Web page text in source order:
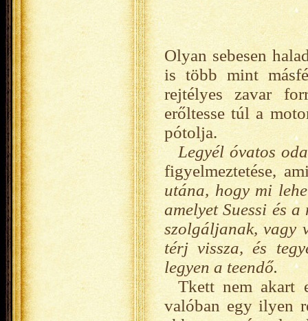
Olyan sebesen
is több mint
rejtélyes zavar
erőltesse túl a
pótolja.
Legyél óvatos
figyelmeztetése,
utána, hogy mi
amelyet Suessi és
szolgáljanak, vagy
térj vissza, és
legyen a teendő.
Tkett nem akart
valóban egy ilyen